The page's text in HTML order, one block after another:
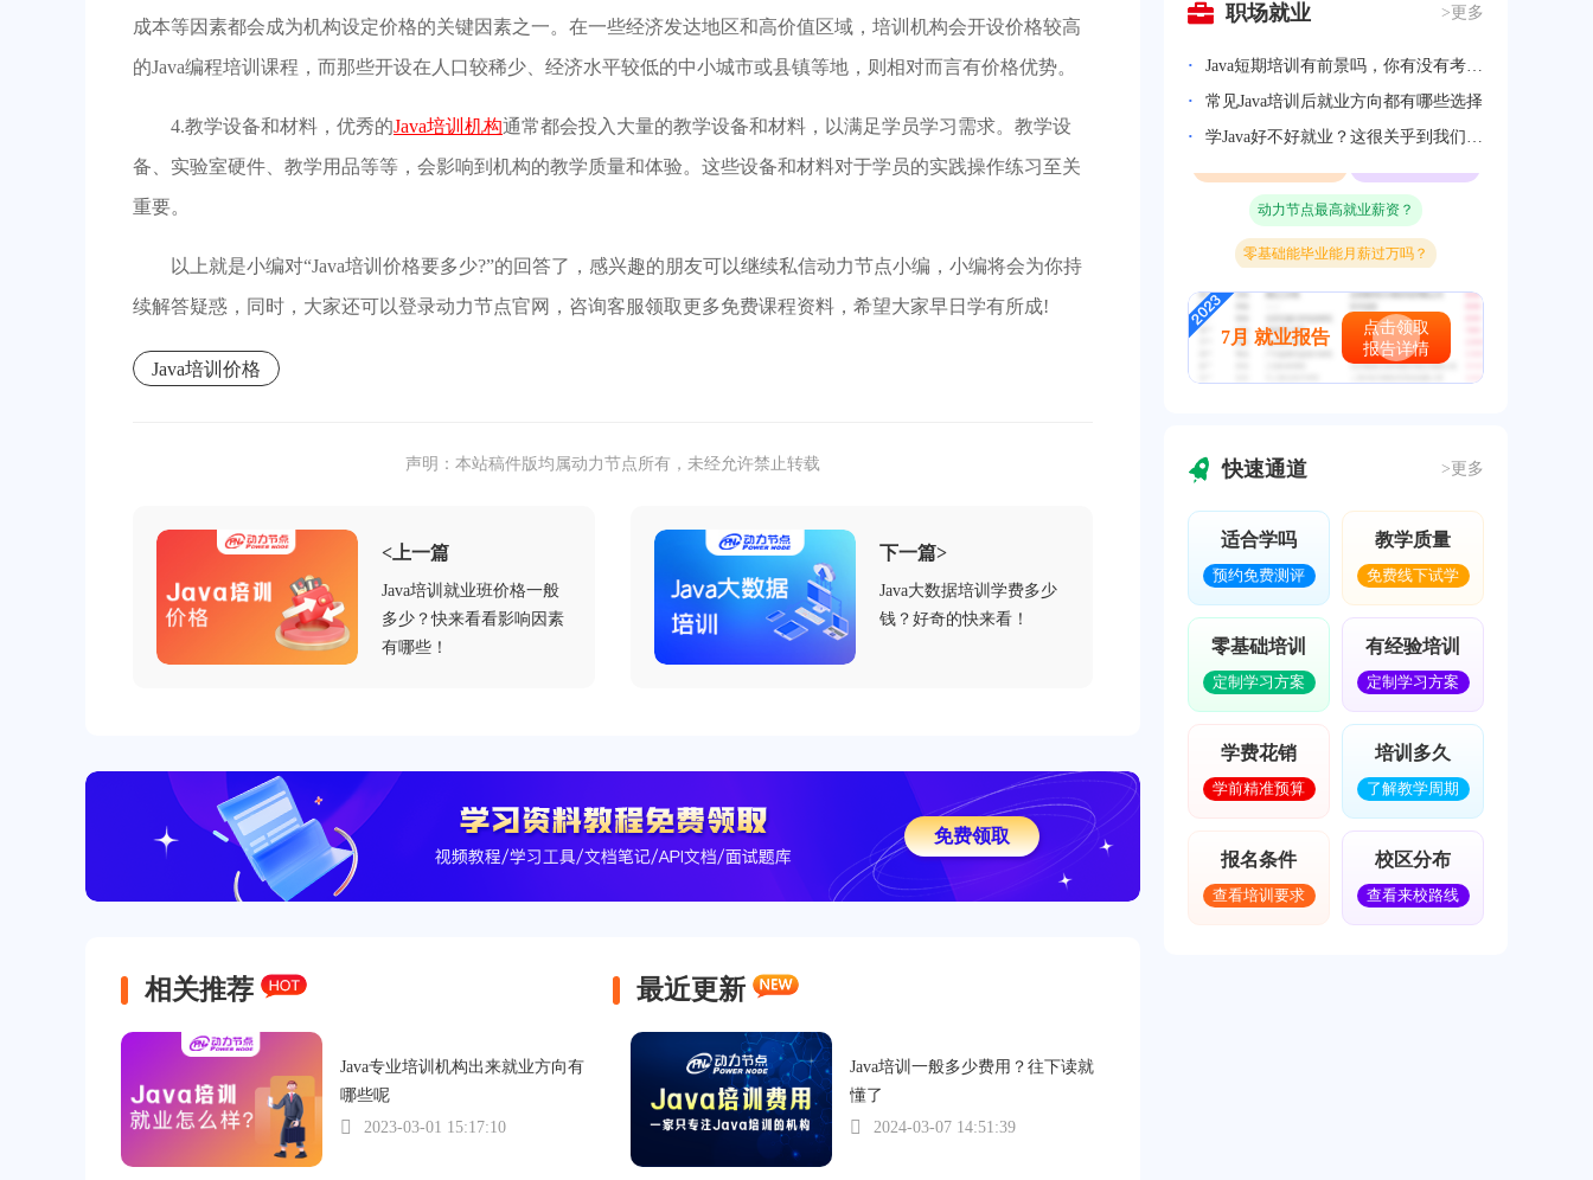
成本等因素都会成为机构设定价格的关键因素之一。在一些经济发达地区和高价值区域，培训机构会开设价格较高
的Java编程培训课程，而那些开设在人口较稀少、经济水平较低的中小城市或县镇等地，则相对而言有价格优势。
4.教学设备和材料，优秀的Java培训机构通常都会投入大量的教学设备和材料，以满足学员学习需求。教学设
备、实验室硬件、教学用品等等，会影响到机构的教学质量和体验。这些设备和材料对于学员的实践操作练习至关
重要。
以上就是小编对“Java培训价格要多少?”的回答了，感兴趣的朋友可以继续私信动力节点小编，小编将会为你持
续解答疑惑，同时，大家还可以登录动力节点官网，咨询客服领取更多免费课程资料，希望大家早日学有所成!
Java培训价格
声明：本站稿件版均属动力节点所有，未经允许禁止转载
<上一篇
Java培训就业班价格一般
多少？快来看看影响因素
有哪些！
下一篇>
Java大数据培训学费多少
钱？好奇的快来看！
免费领取
相关推荐 最近更新
Java专业培训机构出来就业方向有
哪些呢
2023-03-01 15:17:10
Java培训一般多少费用？往下读就
懂了
2024-03-07 14:51:39
职场就业 >更多
Java短期培训有前景吗，你有没有考虑过
常见Java培训后就业方向都有哪些选择
学Java好不好就业？这很关乎到我们的就业前景
动力节点Java零基础学员就业实况
前端和Java那个好就业 哪个校区就业最好
前端和Java那个好就业 哪个校区就业最好
动力节点最高就业薪资？
7月 就业报告
点击领取
报告详情
快速通道 >更多
适合学吗
预约免费测评
教学质量
免费线下试学
零基础培训
定制学习方案
有经验培训
定制学习方案
学费花销
学前精准预算
培训多久
了解教学周期
报名条件
查看培训要求
校区分布
查看来校路线